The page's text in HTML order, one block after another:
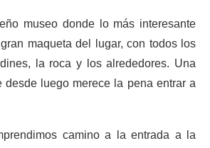
museo donde lo más interesante
maqueta del lugar, con todos los
la roca y los alrededores. Una
desde luego merece la pena entrar a
camino a la entrada a la